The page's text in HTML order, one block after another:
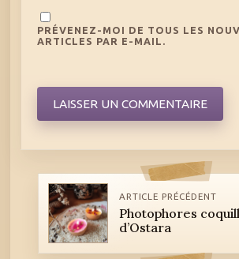
PRÉVENEZ-MOI DE TOUS LES
ARTICLES PAR E-MAIL.
ARTICLE PRÉCÉDENT
Photophores
d’Ostara